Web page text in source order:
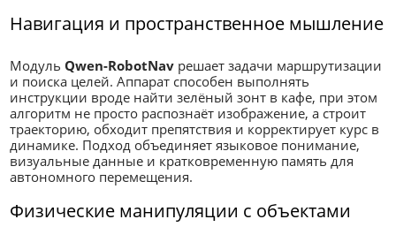
Навигация и пространственное мышление
МодульQwen-RobotNav решает задачи маршрутизации
и поиска целей. Аппарат способен выполнять
инструкции вроде найти зелёный зонт в кафе, при этом
алгоритм не просто распознаёт изображение, а строит
траекторию, обходит препятствия и корректирует курс в
динамике. Подход объединяет языковое понимание,
визуальные данные и кратковременную память для
автономного перемещения.
Физические манипуляции с объектами